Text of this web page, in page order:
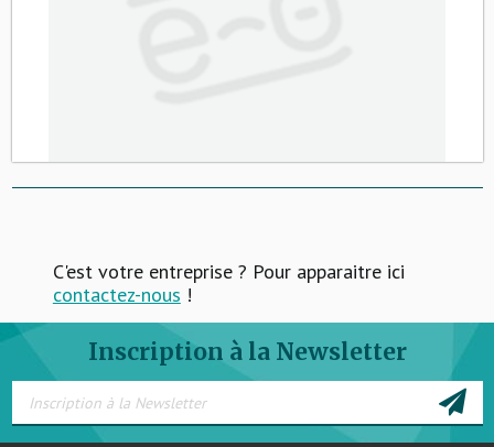
C'est votre entreprise ? Pour apparaitre ici
contactez-nous !
Inscription à la Newsletter